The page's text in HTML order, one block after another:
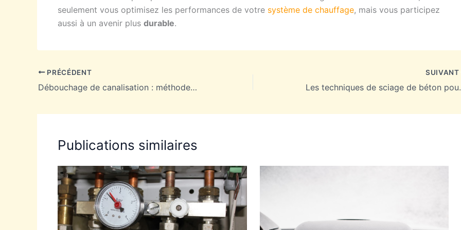
seulement vous optimisez les performances de votre système de chauffage, mais vous participez
aussi à un avenir plus durable.
PRÉCÉDENT
Débouchage de canalisation : méthodes efficaces pour une intervention rapide
SUIVANT
Les
Publications similaires